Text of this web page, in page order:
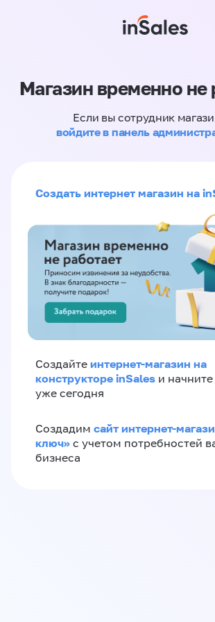
Магазин временно не
Если вы сотрудник
войдите в панель
Создать интернет магазин на
Создайте интернет-магазин на
конструкторе inSales и
уже сегодня
Создадим сайт интернет-
ключ» с учетом потребностей
бизнеса